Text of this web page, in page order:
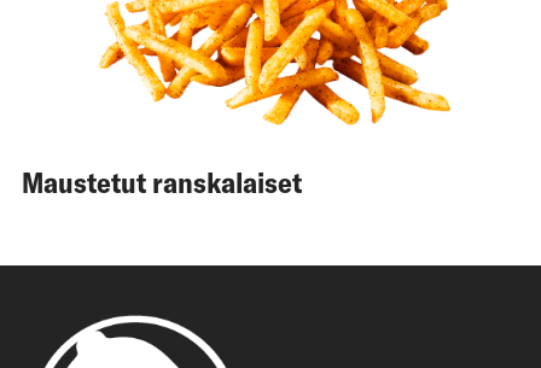
Maustetut ranskalaiset